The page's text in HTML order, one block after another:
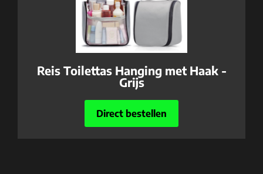
Reis Toilettas Hanging met Haak -
Grijs
Direct bestellen